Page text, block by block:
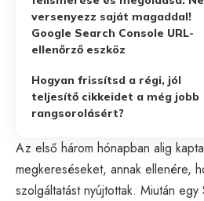
versenyezz saját magaddal!
Google Search Console URL-
ellenőrző eszköz
Hogyan frissítsd a régi, jól
teljesítő cikkeidet a még jobb
rangsorolásért?
Az első három hónapban alig
megkereséseket, annak ellenére,
szolgáltatást nyújtottak. Miután